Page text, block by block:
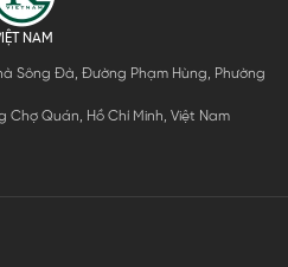
NAM
Sông Đà, Đường Phạm Hùng, Phường
Chợ Quán, Hồ Chí Minh, Việt Nam